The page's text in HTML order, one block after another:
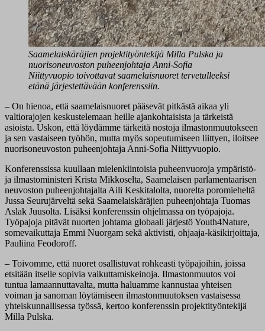
Saamelaiskäräjien projektityöntekijä Milla Pulska ja
nuorisoneuvoston puheenjohtaja Anni-Sofia
Niittyvuopio toivottavat saamelaisnuoret tervetulleeksi
etänä järjestettävään konferenssiin.
– On hienoa, että saamelaisnuoret pääsevät pitkästä aikaa yli
valtiorajojen keskustelemaan heille ajankohtaisista ja tärkeistä
asioista. Uskon, että löydämme tärkeitä nostoja ilmastonmuutokseen
ja sen vastaiseen työhön, mutta myös sopeutumiseen liittyen, iloitsee
nuorisoneuvoston puheenjohtaja Anni-Sofia Niittyvuopio.
Konferenssissa kuullaan mielenkiintoisia puheenvuoroja ympäristö-
ja ilmastoministeri Krista Mikkoselta, Saamelaisen parlamentaarisen
neuvoston puheenjohtajalta Aili Keskitalolta, nuorelta poromieheltä
Jussa Seurujärveltä sekä Saamelaiskäräjien puheenjohtaja Tuomas
Aslak Juusolta. Lisäksi konferenssin ohjelmassa on työpajoja.
Työpajoja pitävät nuorten johtama globaali järjestö Youth4Nature,
somevaikuttaja Emmi Nuorgam sekä aktivisti, ohjaaja-käsikirjoittaja,
Pauliina Feodoroff.
– Toivomme, että nuoret osallistuvat rohkeasti työpajoihin, joissa
etsitään itselle sopivia vaikuttamiskeinoja. Ilmastonmuutos voi
tuntua lamaannuttavalta, mutta haluamme kannustaa yhteisen
voiman ja sanoman löytämiseen ilmastonmuutoksen vastaisessa
yhteiskunnallisessa työssä, kertoo konferenssin projektityöntekijä
Milla Pulska.